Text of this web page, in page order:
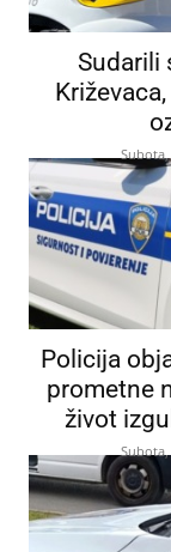
Sudarili
Policija
prometne
život